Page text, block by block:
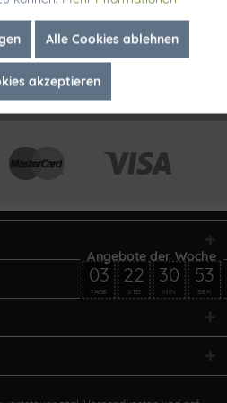
Inaktiv
Alle Cookies ablehnen
akzeptieren
03
TAGE
22
STD
30
MIN
53
SEK